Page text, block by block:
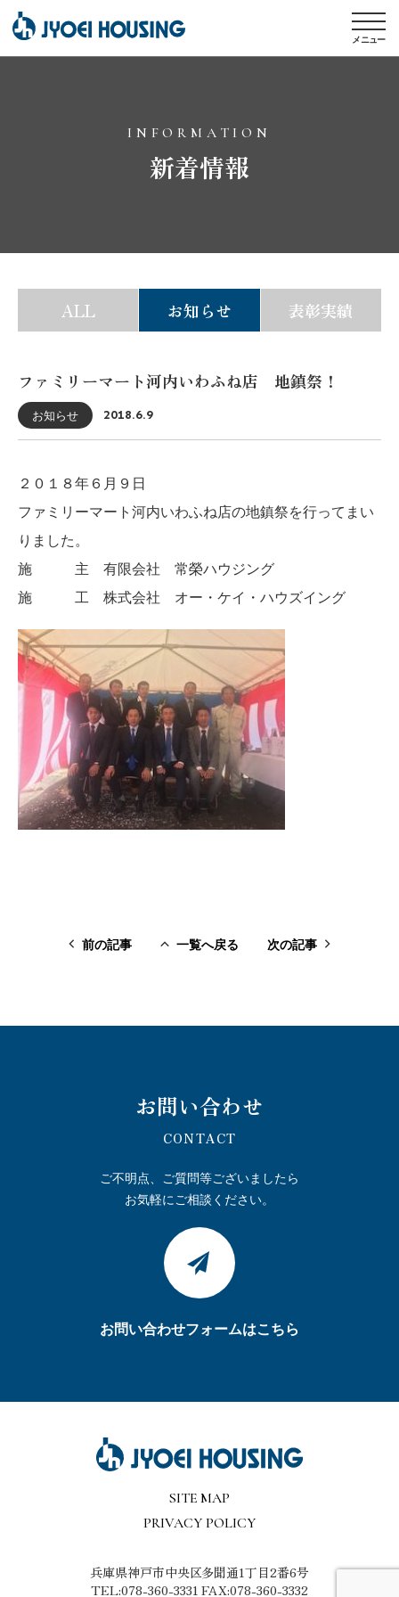
メニュー
INFORMATION
新着情報
ALL お知らせ 表彰実績
ファミリーマート河内いわふね店 地鎮祭！
お知らせ 2018.6.9
２０１８年６月９日
ファミリーマート河内いわふね店の地鎮祭を行ってまい
りました。
施 主 有限会社 常榮ハウジング
施 工 株式会社 オー・ケイ・ハウズイング
前の記事
一覧へ戻る
次の記事
お問い合わせ
CONTACT
ご不明点、ご質問等ございましたら
お気軽にご相談ください。
お問い合わせフォームはこちら
SITE MAP
PRIVACY POLICY
兵庫県神戸市中央区多聞通1丁目2番6号
TEL:078-360-3331 FAX:078-360-3332